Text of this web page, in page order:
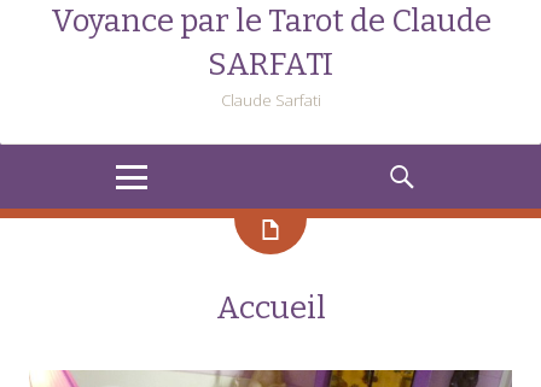
Voyance par le Tarot de Claude
SARFATI
Claude Sarfati
RECHERCHE
Accueil